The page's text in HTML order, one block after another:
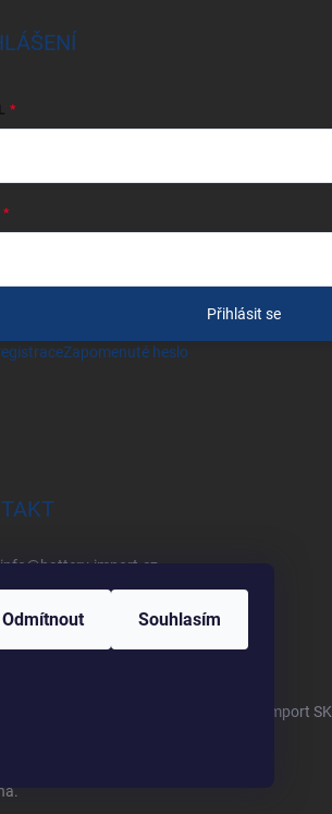
Odmítnout Souhlasím
Přihlásit se
Zapomenuté heslo
info @battery-import.cz
+420 774 969 705
Battery Import SK